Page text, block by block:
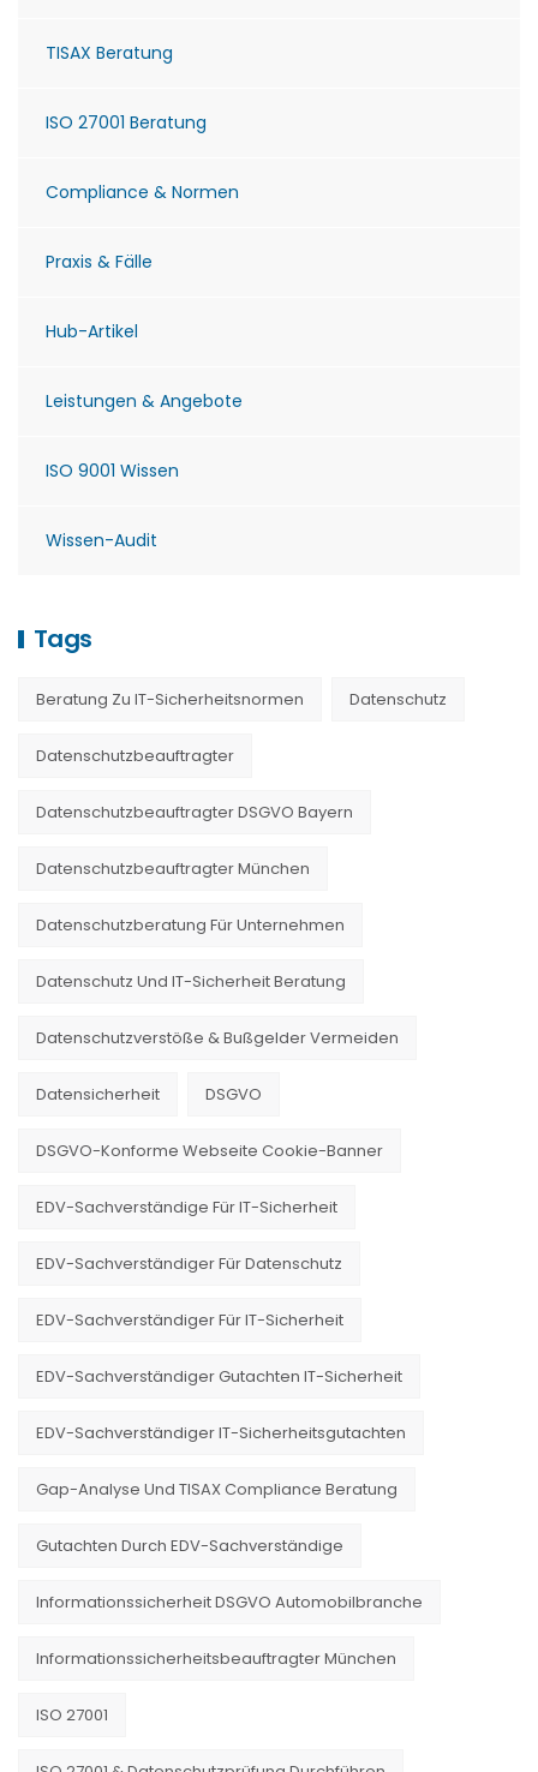
TISAX Beratung
ISO 27001 Beratung
Compliance & Normen
Praxis & Fälle
Hub-Artikel
Leistungen & Angebote
ISO 9001 Wissen
Wissen-Audit
Tags
Beratung Zu IT-Sicherheitsnormen Datenschutz
Datenschutzbeauftragter
Datenschutzbeauftragter DSGVO Bayern
Datenschutzbeauftragter München
Datenschutzberatung Für Unternehmen
Datenschutz Und IT-Sicherheit Beratung
Datenschutzverstöße & Bußgelder Vermeiden
Datensicherheit DSGVO
DSGVO-Konforme Webseite Cookie-Banner
EDV-Sachverständige Für IT-Sicherheit
EDV-Sachverständiger Für Datenschutz
EDV-Sachverständiger Für IT-Sicherheit
EDV-Sachverständiger Gutachten IT-Sicherheit
EDV-Sachverständiger IT-Sicherheitsgutachten
Gap-Analyse Und TISAX Compliance Beratung
Gutachten Durch EDV-Sachverständige
Informationssicherheit DSGVO Automobilbranche
Informationssicherheitsbeauftragter München
ISO 27001